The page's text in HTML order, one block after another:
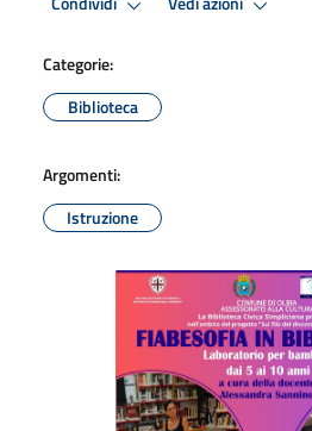
Categorie:
Biblioteca
Argomenti:
Istruzione